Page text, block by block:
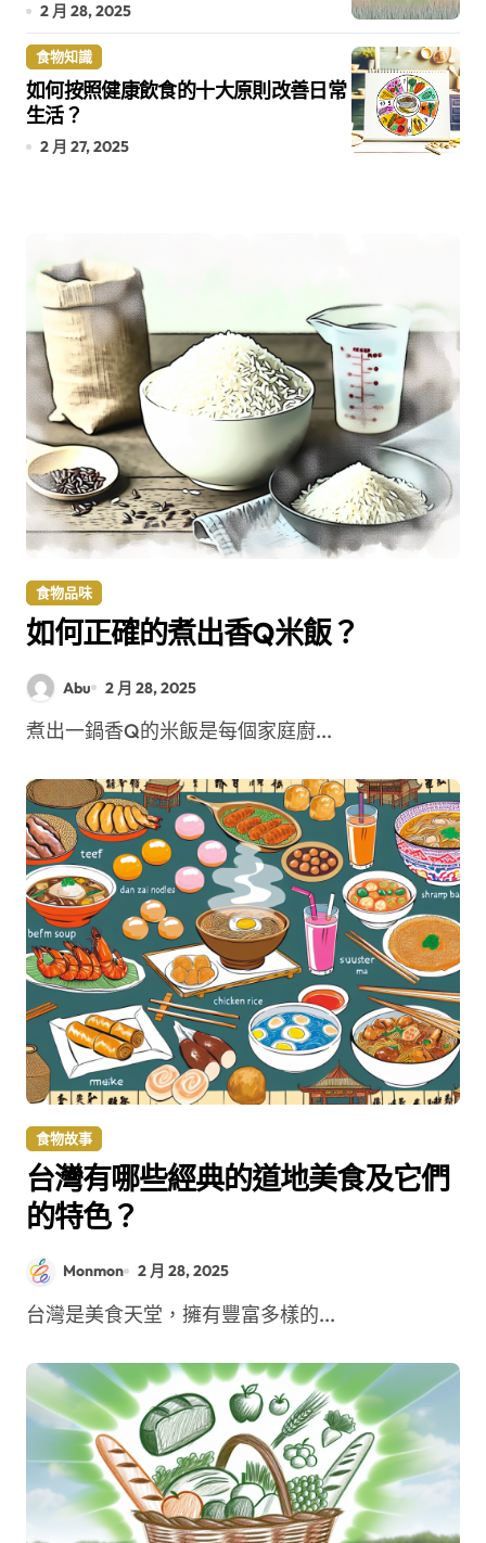
2 月 28, 2025
食物知識
如何按照健康飲食的十大原則改善日常
生活？
2 月 27, 2025
食物品味
如何正確的煮出香Q米飯？
Abu 2 月 28, 2025
煮出一鍋香Q的米飯是每個家庭廚...
食物故事
台灣有哪些經典的道地美食及它們
的特色？
Monmon 2 月 28, 2025
台灣是美食天堂，擁有豐富多樣的...